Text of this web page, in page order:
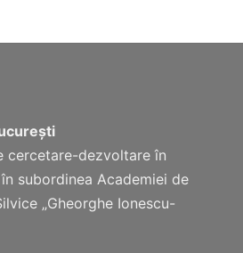
cercetare-dezvoltare în
subordinea Academiei de
„Gheorghe Ionescu-